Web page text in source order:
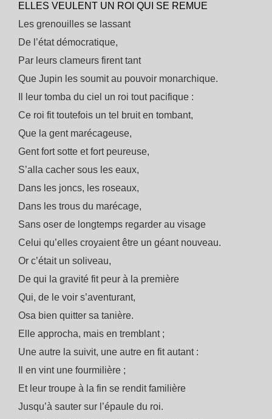
ELLES VEULENT UN ROI QUI SE REMUE
Les grenouilles se lassant
De l’état démocratique,
Par leurs clameurs firent tant
Que Jupin les soumit au pouvoir monarchique.
Il leur tomba du ciel un roi tout pacifique :
Ce roi fit toutefois un tel bruit en tombant,
Que la gent marécageuse,
Gent fort sotte et fort peureuse,
S’alla cacher sous les eaux,
Dans les joncs, les roseaux,
Dans les trous du marécage,
Sans oser de longtemps regarder au visage
Celui qu’elles croyaient être un géant nouveau.
Or c’était un soliveau,
De qui la gravité fit peur à la première
Qui, de le voir s’aventurant,
Osa bien quitter sa tanière.
Elle approcha, mais en tremblant ;
Une autre la suivit, une autre en fit autant :
Il en vint une fourmilière ;
Et leur troupe à la fin se rendit familière
Jusqu’à sauter sur l’épaule du roi.